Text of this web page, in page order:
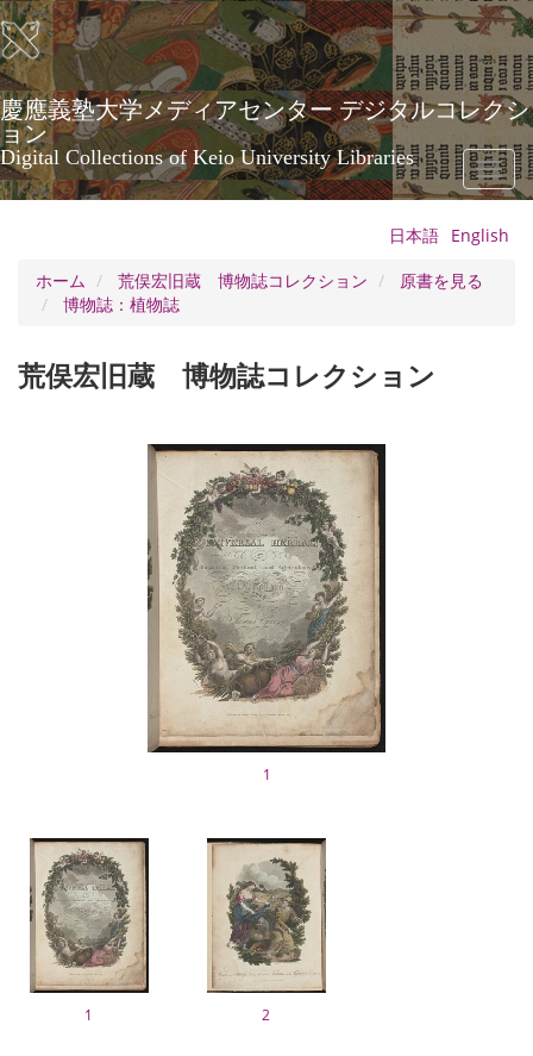
メ
イ
ン
コ
ン
テ
ン
ツ
に
慶應義塾大学メディアセンター デジタルコレクシ
ョン
Digital Collections of Keio University Libraries
Toggle
日本語 English
ホーム
荒俣宏旧蔵 博物誌コレクション
原書を見る
博物誌：植物誌
荒俣宏旧蔵 博物誌コレクション
1
1 2